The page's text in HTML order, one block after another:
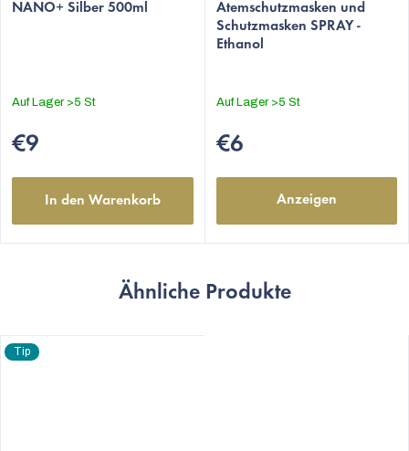
Produktbewertung
5
NANO+ Silber 500ml
Auf Lager >5 St
€9
In den Warenkorb
Produktbewertung
ist
4,9
5
Atemschutzmasken und
Schutzmasken SPRAY -
Ethanol
Auf Lager >5 St
€6
Anzeigen
Ähnliche Produkte
Tip